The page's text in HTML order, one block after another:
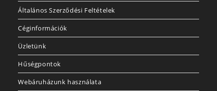
Általános Szerződési Feltételek
Céginformációk
Üzletünk
Hűségpontok
Webáruházunk használata